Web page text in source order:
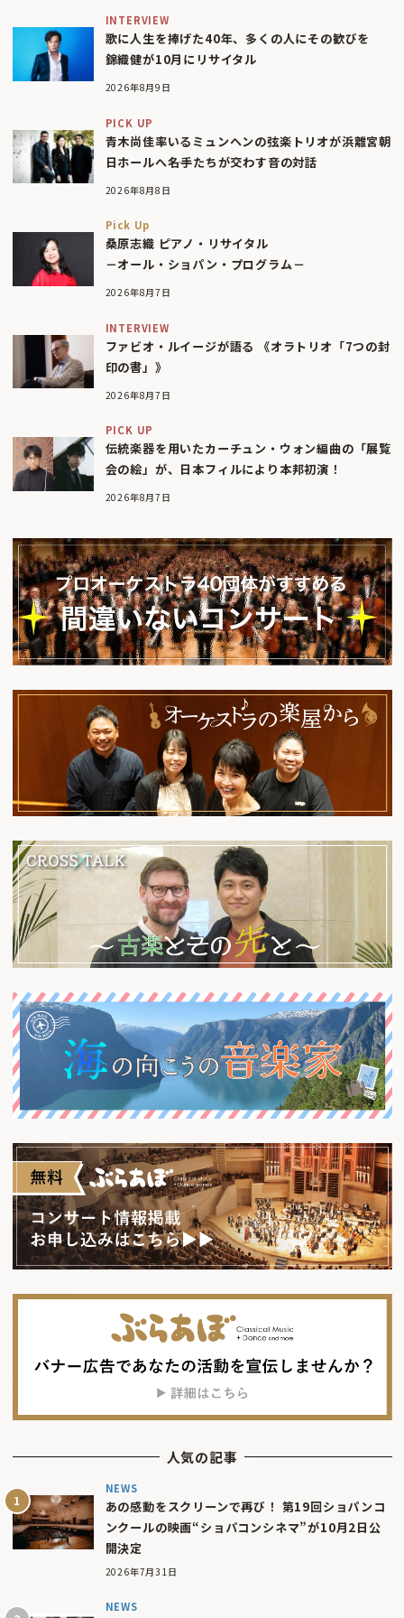
INTERVIEW
歌に人生を捧げた40年、多くの人にその歓びを
錦織健が10月にリサイタル
2026年8月9日
PICK UP
青木尚佳率いるミュンヘンの弦楽トリオが浜離宮朝
日ホールへ――名手たちが交わす音の対話
2026年8月8日
Pick Up
桑原志織 ピアノ・リサイタル
－オール・ショパン・プログラム－
2026年8月7日
INTERVIEW
ファビオ・ルイージが語る 《オラトリオ「7つの封
印の書」》
2026年8月7日
PICK UP
伝統楽器を用いたカーチュン・ウォン編曲の「展覧
会の絵」が、日本フィルにより本邦初演！
2026年8月7日
人気の記事
NEWS
あの感動をスクリーンで再び！ 第19回ショパンコ
ンクールの映画“ショパコンシネマ”が10月2日公
開決定
2026年7月31日
NEWS